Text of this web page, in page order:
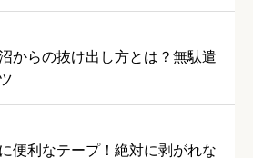
からの抜け出し方とは？無駄遣
便利なテープ！絶対に剥がれな